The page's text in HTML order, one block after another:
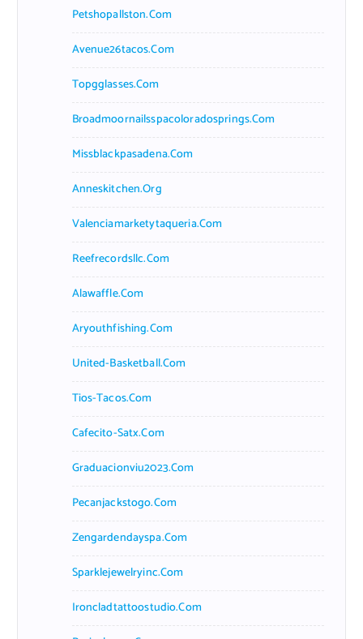
Petshopallston.com
Avenue26tacos.com
Topgglasses.com
Broadmoornailsspacoloradosprings.com
Missblackpasadena.com
Anneskitchen.org
Valenciamarketytaqueria.com
Reefrecordsllc.com
Alawaffle.com
Aryouthfishing.com
United-Basketball.com
Tios-Tacos.com
Cafecito-Satx.com
Graduacionviu2023.com
Pecanjackstogo.com
Zengardendayspa.com
Sparklejewelryinc.com
Ironcladtattoostudio.com